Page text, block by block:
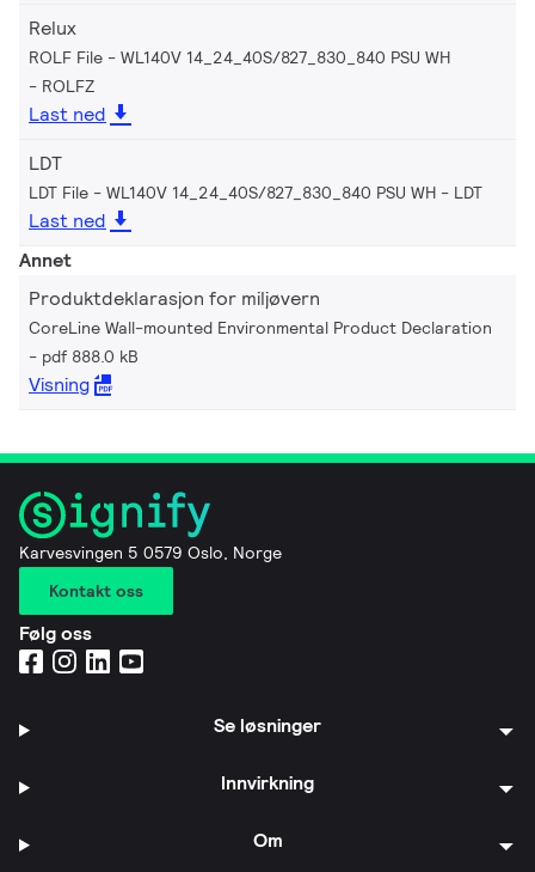
Relux
ROLF File - WL140V 14_24_40S/827_830_840 PSU WH
ROLFZ
Last ned
LDT
LDT File - WL140V 14_24_40S/827_830_840 PSU WH LDT
Last ned
Annet
Produktdeklarasjon for miljøvern
CoreLine Wall-mounted Environmental Product Declaration
pdf 888.0 kB
Visning
Karvesvingen 5 0579 Oslo, Norge
Kontakt oss
Følg oss
Se løsninger
Innvirkning
Om